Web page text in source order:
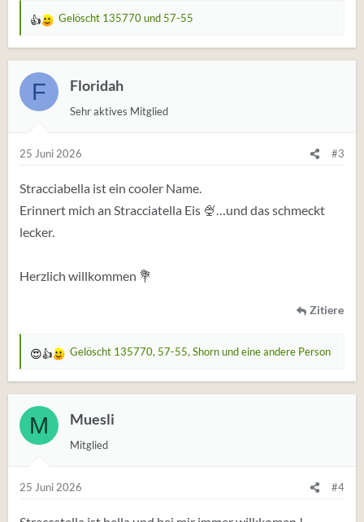
W
r
t
u
n
e
n
:
Gelöscht 135770und 57-55
F Floridah
Sehr aktives Mitglied
25 Juni 2026 #3
Stracciabella ist ein cooler Name.
Erinnert mich an Stracciatella Eis 🍨…und das schmeckt
lecker.
Herzlich willkommen 💐
Zitiere
W
r
t
u
n
e
n
Gelöscht 135770, 57-55, Shornund eine andere Person
M Muesli
Mitglied
25 Juni 2026 #4